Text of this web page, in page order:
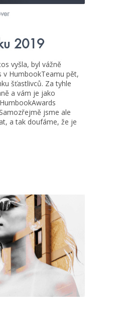
2019
vyšla, byl vážně
v HumbookTeamu pět,
šťastlivců. Za tyhle
a vám je jako
jsme ale
a tak doufáme, že je